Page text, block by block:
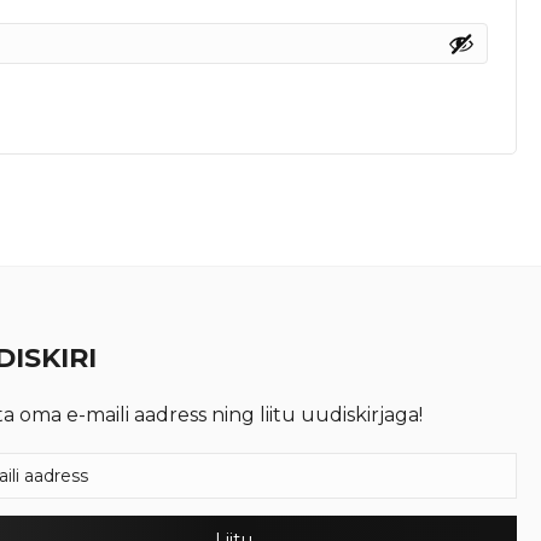
oma e-maili aadress ning liitu uudiskirjaga!